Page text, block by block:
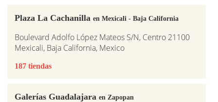
Plaza La Cachanilla en Mexicali - Baja California
Boulevard Adolfo López Mateos S/N, Centro 21100
Mexicali, Baja California, Mexico
187 tiendas
Galerías Guadalajara en Zapopan